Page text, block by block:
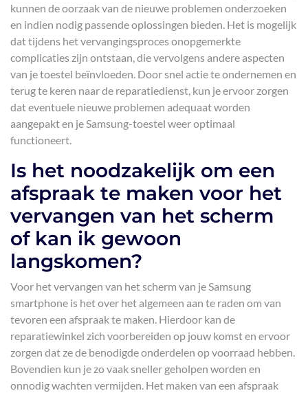
kunnen de oorzaak van de nieuwe problemen onderzoeken
en indien nodig passende oplossingen bieden. Het is mogelijk
dat tijdens het vervangingsproces onopgemerkte
complicaties zijn ontstaan, die vervolgens andere aspecten
van je toestel beïnvloeden. Door snel actie te ondernemen en
terug te keren naar de reparatiedienst, kun je ervoor zorgen
dat eventuele nieuwe problemen adequaat worden
aangepakt en je Samsung-toestel weer optimaal
functioneert.
Is het noodzakelijk om een
afspraak te maken voor het
vervangen van het scherm
of kan ik gewoon
langskomen?
Voor het vervangen van het scherm van je Samsung
smartphone is het over het algemeen aan te raden om van
tevoren een afspraak te maken. Hierdoor kan de
reparatiewinkel zich voorbereiden op jouw komst en ervoor
zorgen dat ze de benodigde onderdelen op voorraad hebben.
Bovendien kun je zo vaak sneller geholpen worden en
onnodig wachten vermijden. Het maken van een afspraak